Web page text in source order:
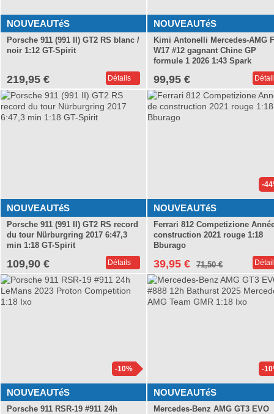
NOUVEAUTéS
Porsche 911 (991 II) GT2 RS blanc /
noir 1:12 GT-Spirit
219,95 € Détails
NOUVEAUTéS
Kimi Antonelli Mercedes-AMG
W17 #12 gagnant Chine GP
formule 1 2026 1:43 Spark
99,95 €
NOUVEAUTéS
Porsche 911 (991 II) GT2 RS record
du tour Nürburgring 2017 6:47,3
min 1:18 GT-Spirit
109,90 € Détails
NOUVEAUTéS
-
Ferrari 812 Competizione
construction 2021 rouge 1:18
Bburago
39,95 € 71,50 €
NOUVEAUTéS
-10%
Porsche 911 RSR-19 #911 24h
NOUVEAUTéS
-
Mercedes-Benz AMG GT3 EVO